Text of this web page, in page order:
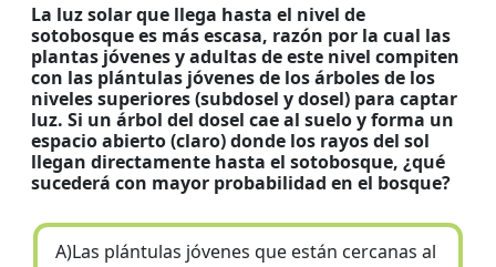
La luz solar que llega hasta el nivel de
sotobosque es más escasa, razón por la cual las
plantas jóvenes y adultas de este nivel compiten
con las plántulas jóvenes de los árboles de los
niveles superiores (subdosel y dosel) para captar
luz. Si un árbol del dosel cae al suelo y forma un
espacio abierto (claro) donde los rayos del sol
llegan directamente hasta el sotobosque, ¿qué
sucederá con mayor probabilidad en el bosque?
A)Las plántulas jóvenes que están cercanas al